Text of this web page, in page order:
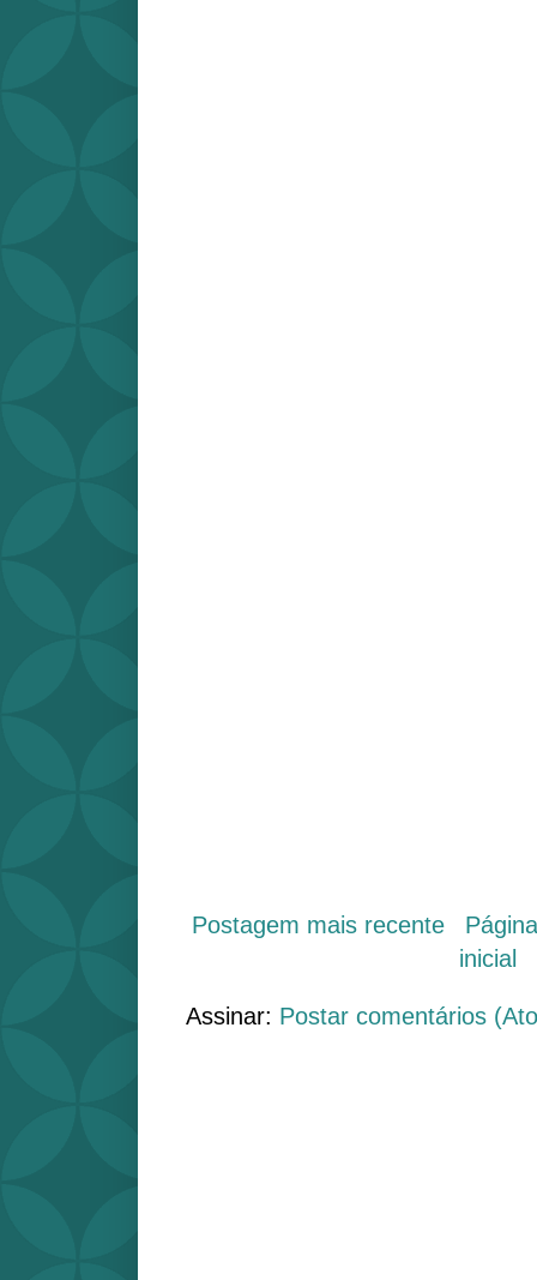
Postagem mais recente
inicial
Assinar: Postar comentários